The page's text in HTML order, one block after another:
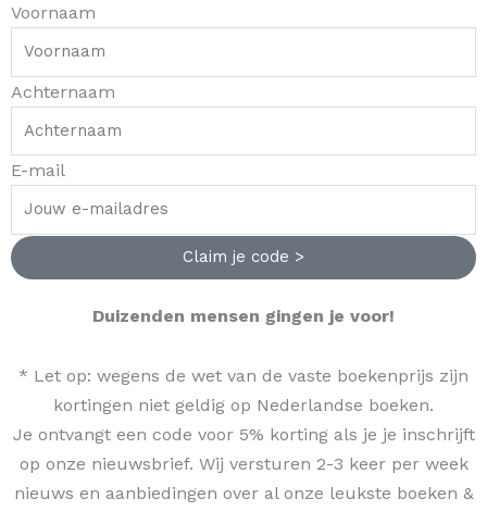
Voornaam
Achternaam
E-mail
Claim je code >
Duizenden mensen gingen je voor!
* Let op: wegens de wet van de vaste boekenprijs zijn
kortingen niet geldig op Nederlandse boeken.
Je ontvangt een code voor 5% korting als je je inschrijft
op onze nieuwsbrief. Wij versturen 2-3 keer per week
nieuws en aanbiedingen over al onze leukste boeken &